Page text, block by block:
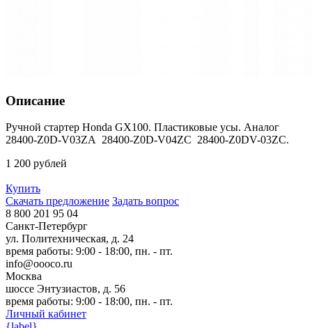
Описание
Ручной стартер Honda GX100. Пластиковые усы. Аналог
28400-Z0D-V03ZA 28400-Z0D-V04ZC 28400-Z0DV-03ZC.
1 200 рублей
Купить
Скачать предложение Задать вопрос
8 800 201 95 04
Санкт-Петербург
ул. Политехническая, д. 24
время работы: 9:00 - 18:00, пн. - пт.
info@oooco.ru
Москва
шоссе Энтузиастов, д. 56
время работы: 9:00 - 18:00, пн. - пт.
Личный кабинет